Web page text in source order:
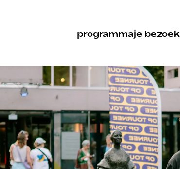
programmaje bezoek